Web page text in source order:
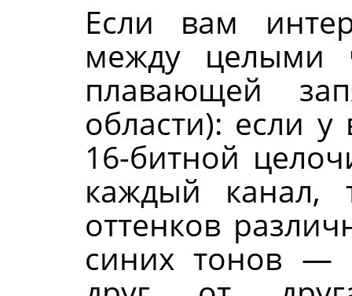
Если вам
между целыми
плавающей
области): если
16-битной
каждый
оттенков
синих тонов —